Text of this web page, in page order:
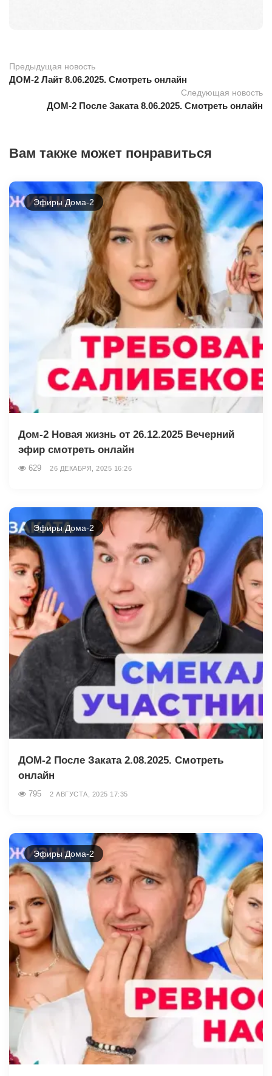
Предыдущая новость
ДОМ-2 Лайт 8.06.2025. Смотреть онлайн
Следующая новость
ДОМ-2 После Заката 8.06.2025. Смотреть онлайн
Вам также может понравиться
Эфиры Дома-2
Дом-2 Новая жизнь от 26.12.2025 Вечерний
эфир смотреть онлайн
629 26 ДЕКАБРЯ, 2025 16:26
Эфиры Дома-2
ДОМ-2 После Заката 2.08.2025. Смотреть
онлайн
795 2 АВГУСТА, 2025 17:35
Эфиры Дома-2